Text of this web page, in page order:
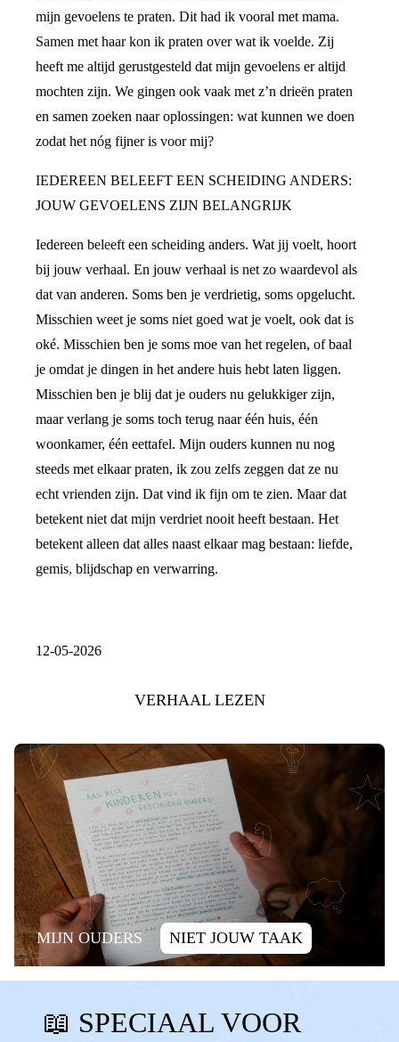
mijn gevoelens te praten. Dit had ik vooral met mama.
Samen met haar kon ik praten over wat ik voelde. Zij
heeft me altijd gerustgesteld dat mijn gevoelens er altijd
mochten zijn. We gingen ook vaak met z’n drieën praten
en samen zoeken naar oplossingen: wat kunnen we doen
zodat het nóg fijner is voor mij?
IEDEREEN BELEEFT EEN SCHEIDING ANDERS:
JOUW GEVOELENS ZIJN BELANGRIJK
Iedereen beleeft een scheiding anders. Wat jij voelt, hoort
bij jouw verhaal. En jouw verhaal is net zo waardevol als
dat van anderen. Soms ben je verdrietig, soms opgelucht.
Misschien weet je soms niet goed wat je voelt, ook dat is
oké. Misschien ben je soms moe van het regelen, of baal
je omdat je dingen in het andere huis hebt laten liggen.
Misschien ben je blij dat je ouders nu gelukkiger zijn,
maar verlang je soms toch terug naar één huis, één
woonkamer, één eettafel. Mijn ouders kunnen nu nog
steeds met elkaar praten, ik zou zelfs zeggen dat ze nu
echt vrienden zijn. Dat vind ik fijn om te zien. Maar dat
betekent niet dat mijn verdriet nooit heeft bestaan. Het
betekent alleen dat alles naast elkaar mag bestaan: liefde,
gemis, blijdschap en verwarring.
12-05-2026
VERHAAL LEZEN
MIJN OUDERS NIET JOUW TAAK
SCHULD ALLEEN ZIJN
ALLEEN VOELEN SCHULDIG
📖 SPECIAAL VOOR